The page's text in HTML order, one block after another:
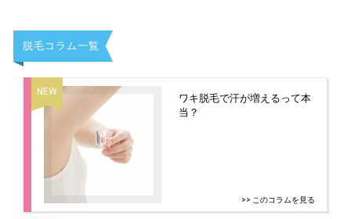
脱毛コラム一覧
ワキ脱毛で汗が増えるって本
当？
>> このコラムを見る